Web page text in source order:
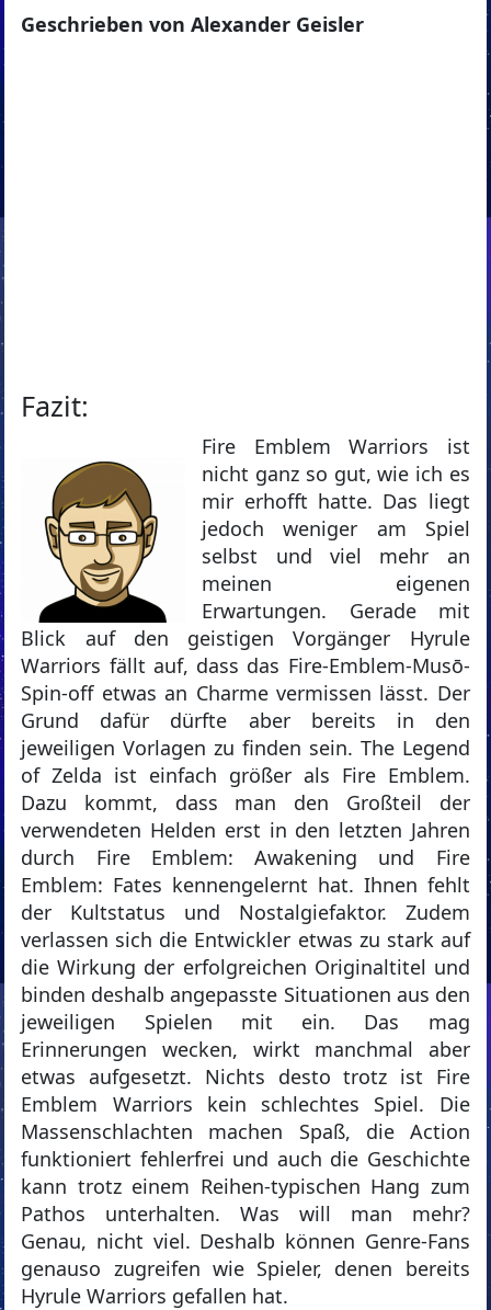
Geschrieben von Alexander Geisler
Fazit:
Fire Emblem Warriors ist
nicht ganz so gut, wie ich es
mir erhofft hatte. Das liegt
jedoch weniger am Spiel
selbst und viel mehr an
meinen eigenen
Erwartungen. Gerade mit
Blick auf den geistigen Vorgänger Hyrule
Warriors fällt auf, dass das Fire-Emblem-Musō-
Spin-off etwas an Charme vermissen lässt. Der
Grund dafür dürfte aber bereits in den
jeweiligen Vorlagen zu finden sein. The Legend
of Zelda ist einfach größer als Fire Emblem.
Dazu kommt, dass man den Großteil der
verwendeten Helden erst in den letzten Jahren
durch Fire Emblem: Awakening und Fire
Emblem: Fates kennengelernt hat. Ihnen fehlt
der Kultstatus und Nostalgiefaktor. Zudem
verlassen sich die Entwickler etwas zu stark auf
die Wirkung der erfolgreichen Originaltitel und
binden deshalb angepasste Situationen aus den
jeweiligen Spielen mit ein. Das mag
Erinnerungen wecken, wirkt manchmal aber
etwas aufgesetzt. Nichts desto trotz ist Fire
Emblem Warriors kein schlechtes Spiel. Die
Massenschlachten machen Spaß, die Action
funktioniert fehlerfrei und auch die Geschichte
kann trotz einem Reihen-typischen Hang zum
Pathos unterhalten. Was will man mehr?
Genau, nicht viel. Deshalb können Genre-Fans
genauso zugreifen wie Spieler, denen bereits
Hyrule Warriors gefallen hat.